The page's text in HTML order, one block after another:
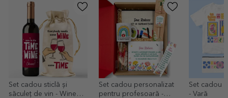
Set cadou sticlă și
săculeț de vin - Wine
Set cadou personalizat
pentru profesoară -
Set cadou
- Vară